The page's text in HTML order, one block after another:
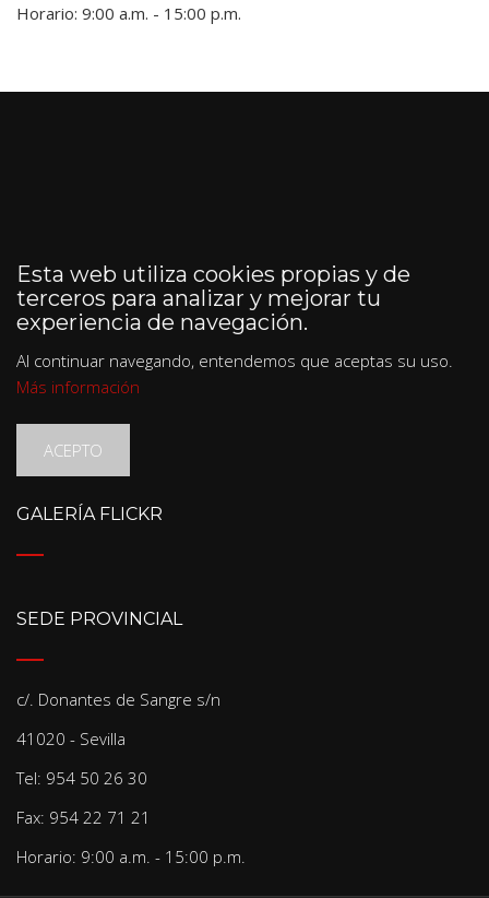
Horario: 9:00 a.m. - 15:00 p.m.
Esta web utiliza cookies propias y de
terceros para analizar y mejorar tu
experiencia de navegación.
Al continuar navegando, entendemos que aceptas su uso.
Más información
ACEPTO
GALERÍA FLICKR
SEDE PROVINCIAL
c/. Donantes de Sangre s/n
41020 - Sevilla
Tel: 954 50 26 30
Fax: 954 22 71 21
Horario: 9:00 a.m. - 15:00 p.m.